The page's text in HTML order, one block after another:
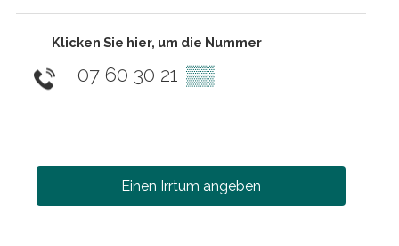
Klicken Sie hier, um die Nummer
07 60 30 21 ▒▒
Einen Irrtum angeben